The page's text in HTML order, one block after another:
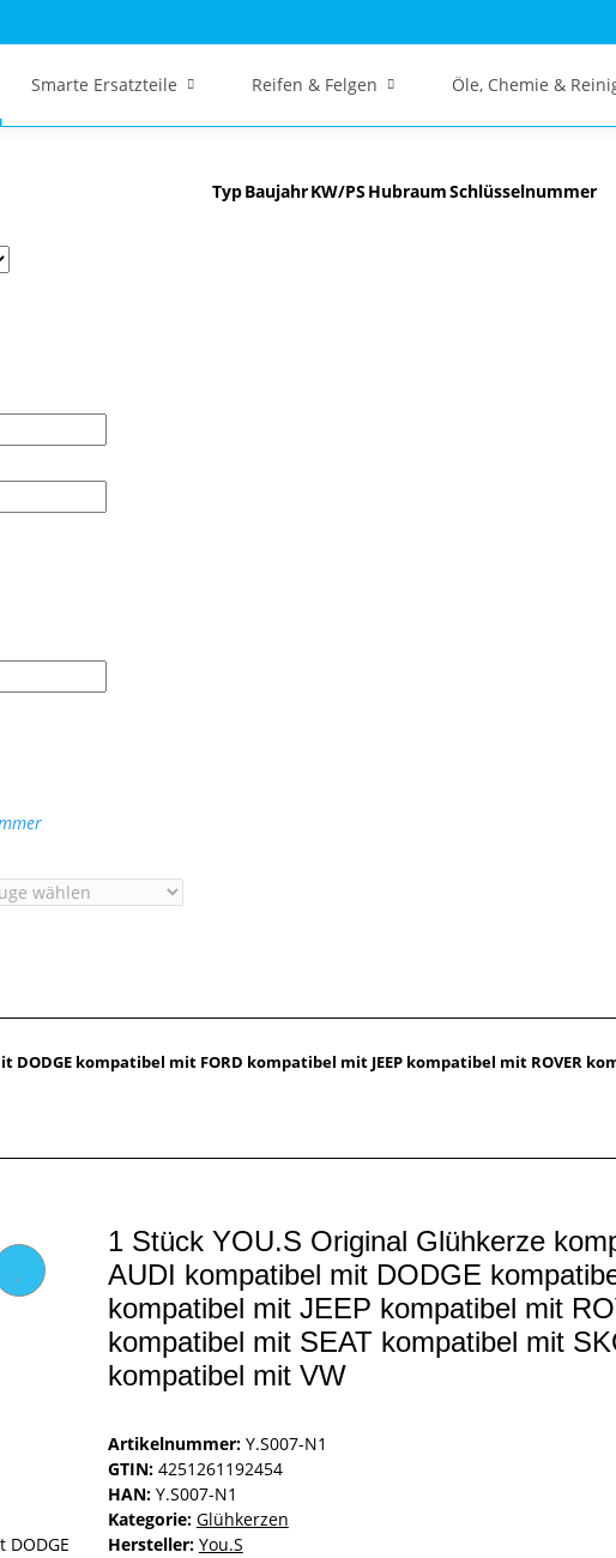
Smarte Ersatzteile Reifen & Felgen Öle, Chemie &
TypBaujahrKW/PS HubraumSchlüsselnummer
kompatibel mit FORD kompatibel mit JEEP kompatibel mit ROVER
1 Stück YOU.S Original Glühkerze
AUDI kompatibel mit DODGE
kompatibel mit JEEP kompatibel mit
kompatibel mit SEAT kompatibel mit
kompatibel mit VW
Artikelnummer: Y.S007-N1
GTIN: 4251261192454
HAN: Y.S007-N1
Kategorie: Glühkerzen
Hersteller: You.S